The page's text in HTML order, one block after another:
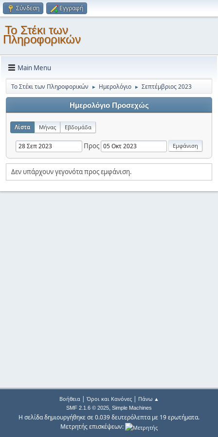
Σύνδεση Εγγραφή
Το Στέκι των
Πληροφορικών
Main Menu
Το Στέκι των Πληροφορικών ► Ημερολόγιο ► Σεπτέμβριος 2023
Ημερολόγιο Προσεχώς
Λίστα Μήνας Εβδομάδα
Προς
Δεν υπάρχουν γεγονότα προς εμφάνιση.
Βοήθεια| Όροι και Κανόνες| Πάνω ▲
SMF 2.1.6 © 2025, Simple Machines
Η σελίδα δημιουργήθηκε σε 0.039 δευτερόλεπτα με 19 ερωτήματα.
Μετρητής επισκέψεων: